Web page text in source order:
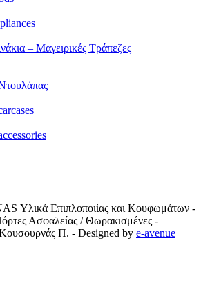
– Μαγειρικές Τράπεζες
Υλικά Επιπλοποιίας και Κουφωμάτων -
Ασφαλείας / Θωρακισμένες -
Π. - Designed by e-avenue